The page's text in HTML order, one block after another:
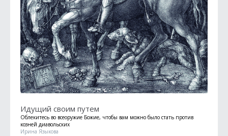
Идущий своим путем
Облекитесь во всеоружие Божие, чтобы вам можно было стать против
козней диавольских
Ирина Языкова